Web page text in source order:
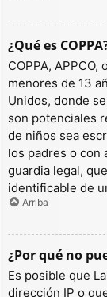
¿Qué es
COPPA,
menores de 13
Unidos, donde
son potenciales
de niños sea
los padres o con
guardia legal,
identificable de
Arriba
¿Por qué no
Es posible que
dirección IP o